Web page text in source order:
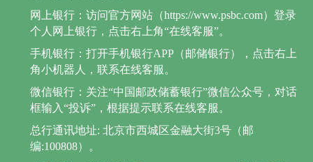
网上银行：访问官方网站（https://www.psbc.com）登录
个人网上银行，点击右上角“在线客服”。
手机银行：打开手机银行APP（邮储银行），点击右上
角小机器人，联系在线客服。
微信银行：关注“中国邮政储蓄银行”微信公众号，对话
框输入“投诉”，根据提示联系在线客服。
总行通讯地址: 北京市西城区金融大街3号（邮
编:100808）。